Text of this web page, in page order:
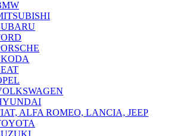
ALFA ROMEO, LANCIA, JEEP